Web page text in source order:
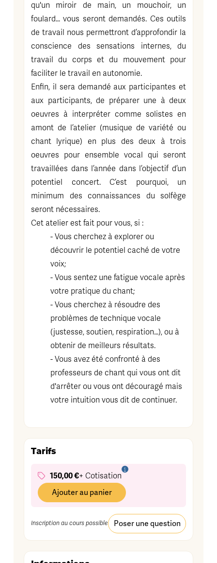
qu'un miroir de main, un mouchoir, un
foulard… vous seront demandés. Ces outils
de travail nous permettront d’approfondir la
conscience des sensations internes, du
travail du corps et du mouvement pour
faciliter le travail en autonomie.
Enfin, il sera demandé aux participantes et
aux participants, de préparer une à deux
oeuvres à interpréter comme solistes en
amont de l’atelier (musique de variété ou
chant lyrique) en plus des deux à trois
oeuvres pour ensemble vocal qui seront
travaillées dans l’année dans l’objectif d’un
potentiel concert. C’est pourquoi, un
minimum des connaissances du solfège
seront nécessaires.
Cet atelier est fait pour vous, si :
- Vous cherchez à explorer ou
découvrir le potentiel caché de votre
voix;
- Vous sentez une fatigue vocale après
votre pratique du chant;
- Vous cherchez à résoudre des
problèmes de technique vocale
(justesse, soutien, respiration…), ou à
obtenir de meilleurs résultats.
- Vous avez été confronté à des
professeurs de chant qui vous ont dit
d'arrêter ou vous ont découragé mais
votre intuition vous dit de continuer.
Tarifs
150,00 €+ Cotisation
Ajouter au panier
Inscription au cours possible Poser une question